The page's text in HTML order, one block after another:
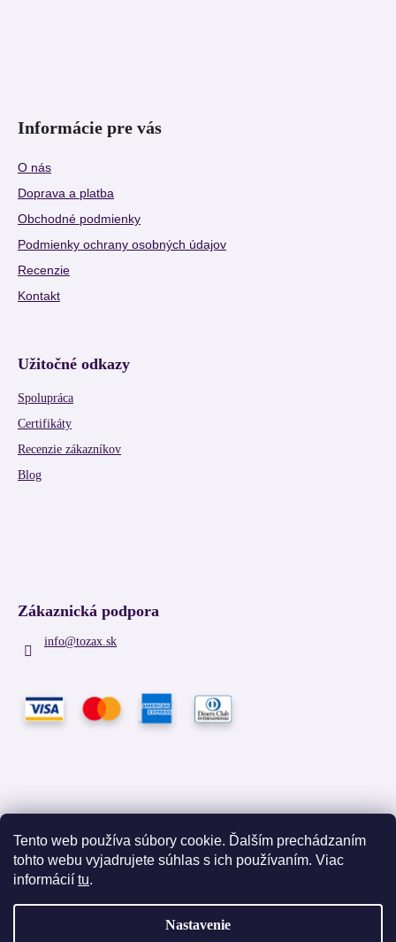
Tento web používa súbory cookie. Ďalším prechádzaním
tohto webu vyjadrujete súhlas s ich používaním. Viac
informácií tu.
Nastavenie
Informácie pre vás
O nás
Doprava a platba
Obchodné podmienky
Podmienky ochrany osobných údajov
Recenzie
Kontakt
Užitočné odkazy
Spolupráca
Certifikáty
Recenzie zákazníkov
Blog
Zákaznická podpora
info@tozax.sk
Facebook